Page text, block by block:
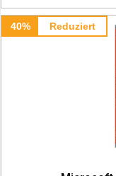
40% Reduziert